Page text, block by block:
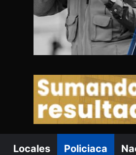
Locales Policiaca